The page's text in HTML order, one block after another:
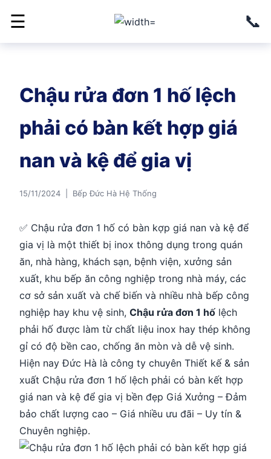
☰ 📞
Chậu rửa đơn 1 hố lệch
phải có bàn kết hợp giá
nan và kệ để gia vị
15/11/2024 | Bếp Đức Hà Hệ Thống
✅ Chậu rửa đơn 1 hố có bàn kợp giá nan và kệ để
gia vị là một thiết bị inox thông dụng trong quán
ăn, nhà hàng, khách sạn, bệnh viện, xưởng sản
xuất, khu bếp ăn công nghiệp trong nhà máy, các
cơ sở sản xuất và chế biến và nhiều nhà bếp công
nghiệp hay khu vệ sinh, Chậu rửa đơn 1 hốlệch
phải hố được làm từ chất liệu inox hay thép không
gỉ có độ bền cao, chống ăn mòn và dễ vệ sinh.
Hiện nay Đức Hà là công ty chuyên Thiết kế & sản
xuất Chậu rửa đơn 1 hố lệch phải có bàn kết hợp
giá nan và kệ để gia vị bền đẹp Giá Xưởng – Đảm
bảo chất lượng cao – Giá nhiều ưu đãi – Uy tín &
Chuyên nghiệp.